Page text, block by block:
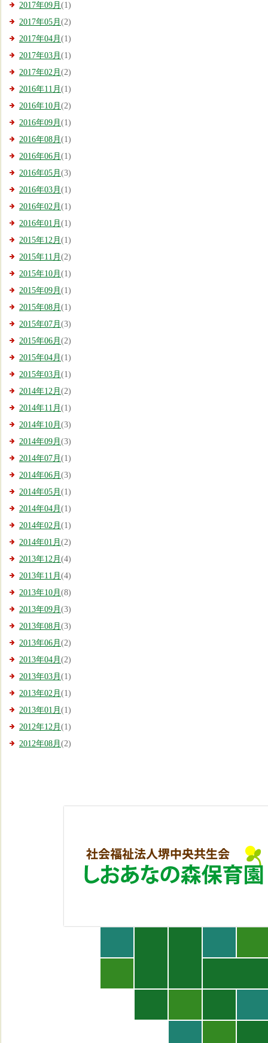
2017年09月 (1)
2017年05月 (2)
2017年04月 (1)
2017年03月 (1)
2017年02月 (2)
2016年11月 (1)
2016年10月 (2)
2016年09月 (1)
2016年08月 (1)
2016年06月 (1)
2016年05月 (3)
2016年03月 (1)
2016年02月 (1)
2016年01月 (1)
2015年12月 (1)
2015年11月 (2)
2015年10月 (1)
2015年09月 (1)
2015年08月 (1)
2015年07月 (3)
2015年06月 (2)
2015年04月 (1)
2015年03月 (1)
2014年12月 (2)
2014年11月 (1)
2014年10月 (3)
2014年09月 (3)
2014年07月 (1)
2014年06月 (3)
2014年05月 (1)
2014年04月 (1)
2014年02月 (1)
2014年01月 (2)
2013年12月 (4)
2013年11月 (4)
2013年10月 (8)
2013年09月 (3)
2013年08月 (3)
2013年06月 (2)
2013年04月 (2)
2013年03月 (1)
2013年02月 (1)
2013年01月 (1)
2012年12月 (1)
2012年08月 (2)